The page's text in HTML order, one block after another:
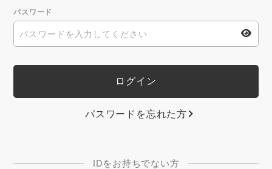
パスワード
パスワードを忘れた方
IDをお持ちでない方